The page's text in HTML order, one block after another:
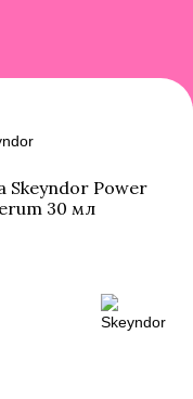
Skeyndor Power
30 мл